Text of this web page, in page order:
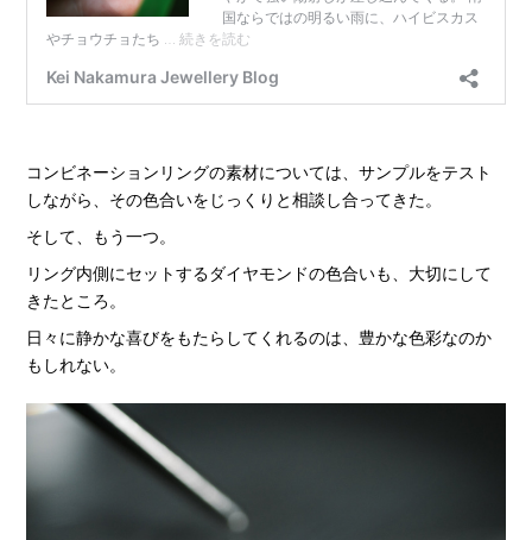
コンビネーションリングの素材については、サンプルをテスト
しながら、その色合いをじっくりと相談し合ってきた。
そして、もう一つ。
リング内側にセットするダイヤモンドの色合いも、大切にして
きたところ。
日々に静かな喜びをもたらしてくれるのは、豊かな色彩なのか
もしれない。